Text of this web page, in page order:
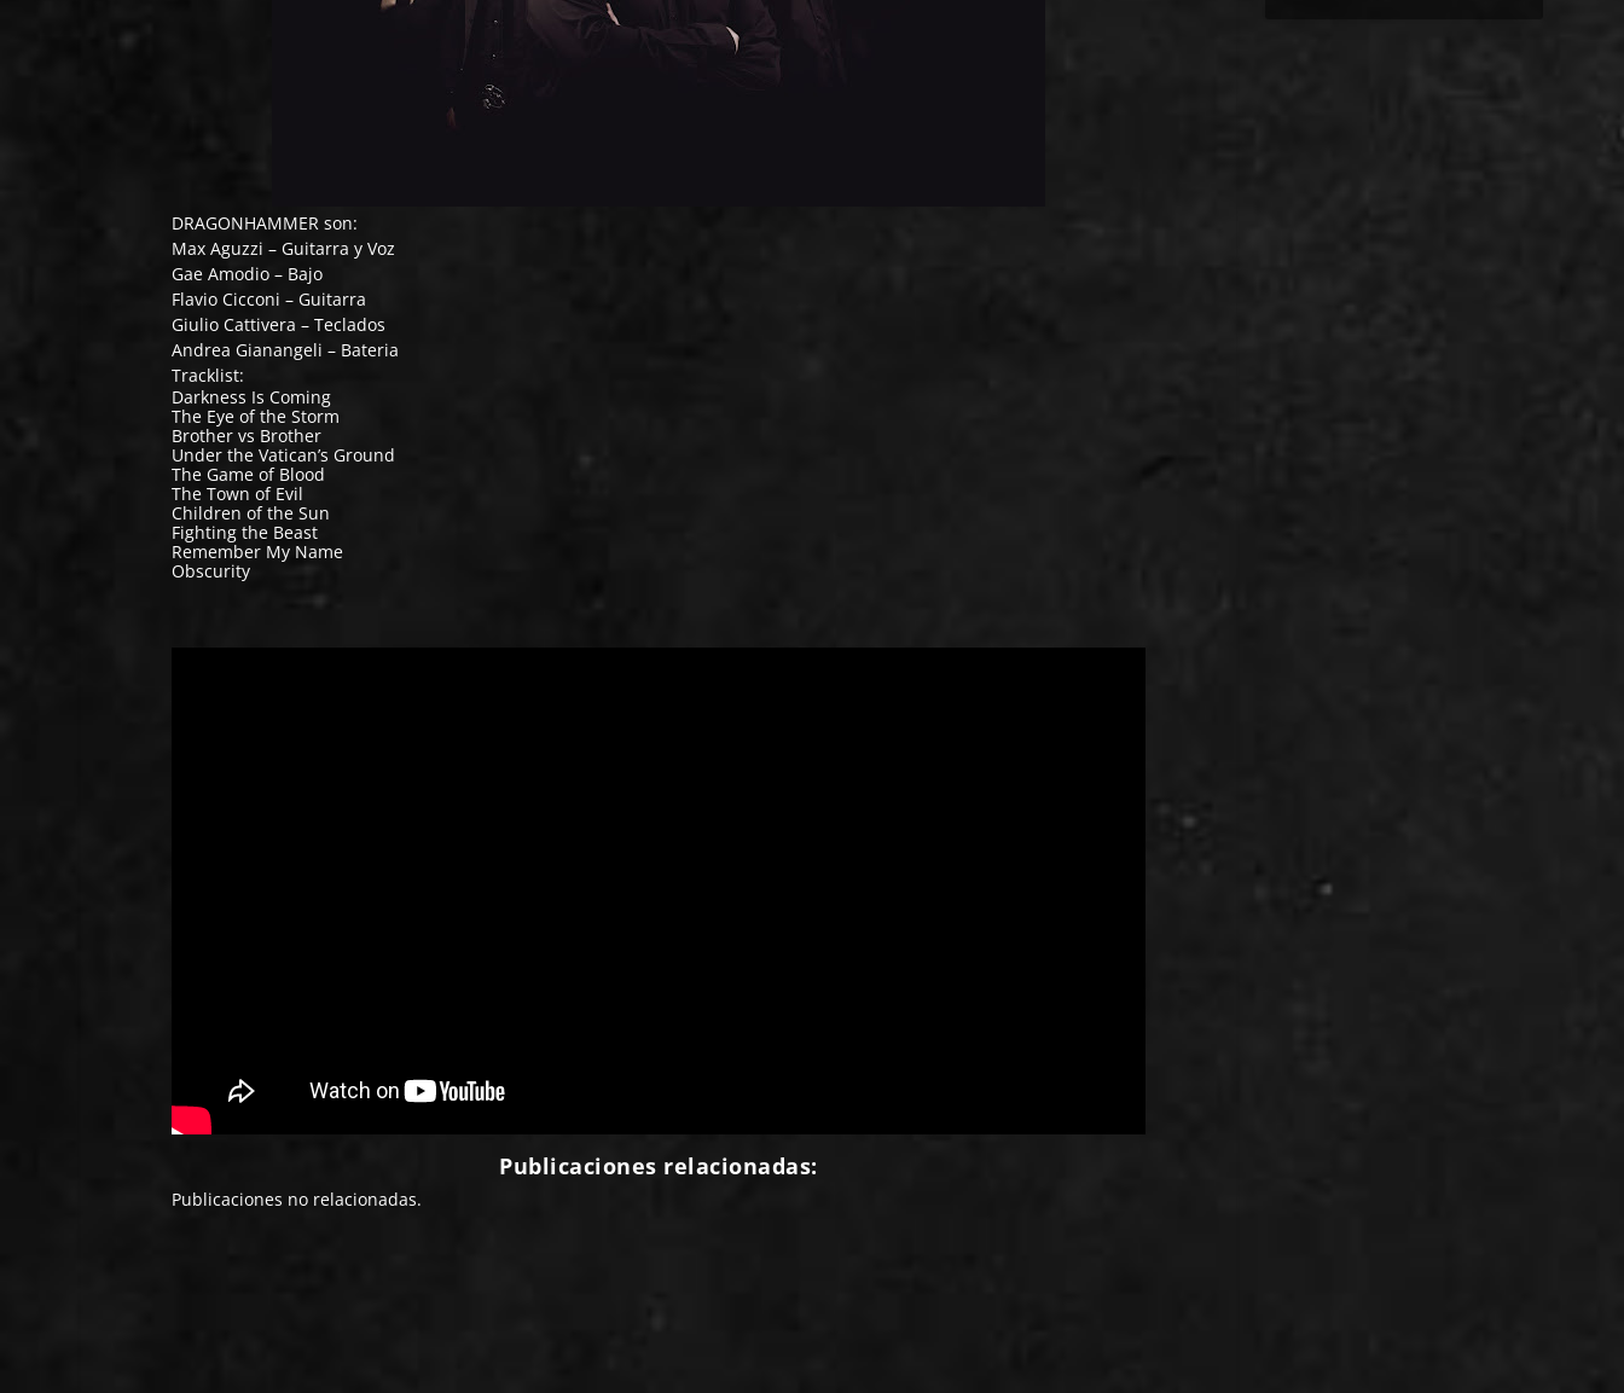
DRAGONHAMMER son:
Max Aguzzi – Guitarra y Voz
Gae Amodio – Bajo
Flavio Cicconi – Guitarra
Giulio Cattivera – Teclados
Andrea Gianangeli – Bateria
Tracklist:
Darkness Is Coming
The Eye of the Storm
Brother vs Brother
Under the Vatican’s Ground
The Game of Blood
The Town of Evil
Children of the Sun
Fighting the Beast
Remember My Name
Obscurity
Publicaciones relacionadas:
Publicaciones no relacionadas.